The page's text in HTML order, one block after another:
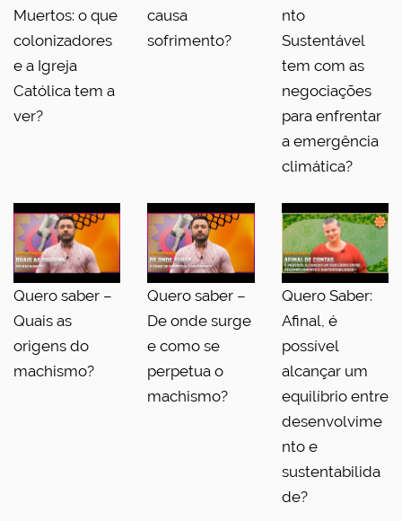
Muertos: o que
colonizadores
e a Igreja
Católica tem a
ver?
causa
sofrimento?
nto
Sustentável
tem com as
negociações
para enfrentar
a emergência
climática?
Quero saber –
Quais as
origens do
machismo?
Quero saber –
De onde surge
e como se
perpetua o
machismo?
Quero Saber:
Afinal, é
possível
alcançar um
equilíbrio entre
desenvolvime
nto e
sustentabilida
de?